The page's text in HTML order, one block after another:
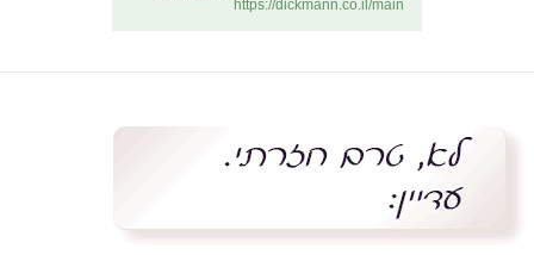
https://dickmann.co.il/main